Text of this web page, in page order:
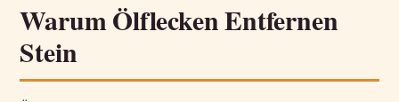
Warum Ölflecken Entfernen
Stein